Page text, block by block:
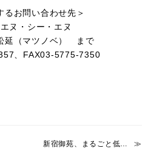
るお問い合わせ先＞
ヌ・シー・エヌ
延（マツノベ） まで
、FAX03-5775-7350
新宿御苑、まるごと低酸素。第４回ロハスデザイン大賞2009新宿御苑展ﾚﾎﾟｰﾄ